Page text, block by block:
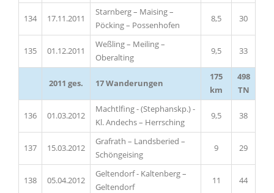
134 17.11.2011
Starnberg – Maising –
Pöcking – Possenhofen
8,5 30
135 01.12.2011
Weßling – Meiling –
Oberalting
9,5 33
2011 ges. 17 Wanderungen
175
km
498
TN
136 01.03.2012
Machtlfing - (Stephanskp.) -
Kl. Andechs – Herrsching
9,5 38
137 15.03.2012
Grafrath – Landsberied –
Schöngeising
9 29
138 05.04.2012
Geltendorf - Kaltenberg –
Geltendorf
11 44